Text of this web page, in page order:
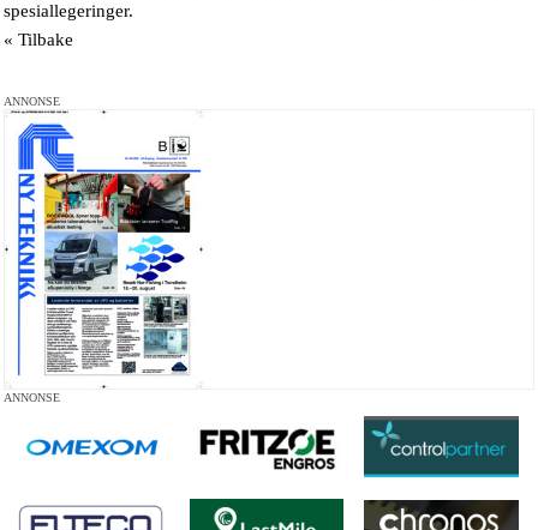
spesiallegeringer.
« Tilbake
ANNONSE
ANNONSE